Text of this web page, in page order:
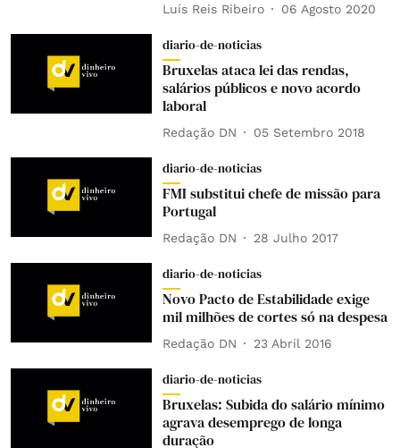
Luís Reis Ribeiro 06 Agosto 2020
diario-de-noticias
Bruxelas ataca lei das rendas,
salários públicos e novo acordo
laboral
Redação DN 05 Setembro 2018
diario-de-noticias
FMI substitui chefe de missão para
Portugal
Redação DN 28 Julho 2017
diario-de-noticias
Novo Pacto de Estabilidade exige
mil milhões de cortes só na despesa
Redação DN 23 Abril 2016
diario-de-noticias
Bruxelas: Subida do salário mínimo
agrava desemprego de longa
duração